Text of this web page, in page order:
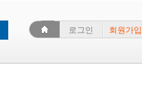
로그인 회원가입